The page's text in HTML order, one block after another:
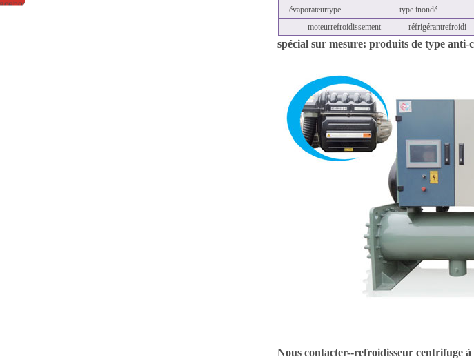
évaporateurtype type inondé
moteurrefroidissement réfrigérantrefroidi
spécial sur mesure: produits de type anti-
Nous contacter--refroidisseur centrifuge à